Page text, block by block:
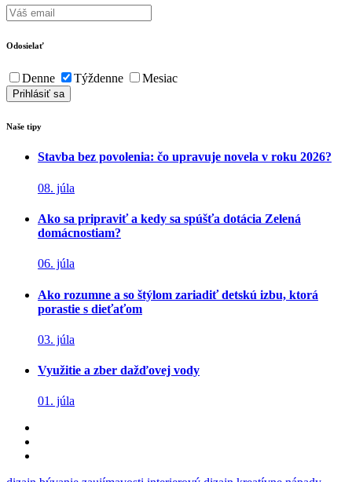
Odosielať
Denne Týždenne Mesiac
Naše tipy
Stavba bez povolenia: čo upravuje novela v roku 2026?
08. júla
Ako sa pripraviť a kedy sa spúšťa dotácia Zelená
domácnostiam?
06. júla
Ako rozumne a so štýlom zariadiť detskú izbu, ktorá
porastie s dieťaťom
03. júla
Využitie a zber dažďovej vody
01. júla